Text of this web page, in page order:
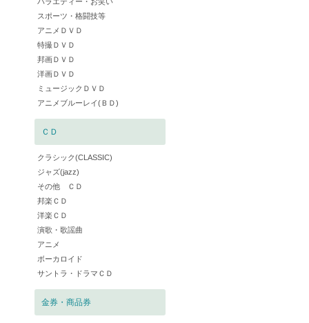
スポーツ・格闘技等
アニメＤＶＤ
特撮ＤＶＤ
邦画ＤＶＤ
洋画ＤＶＤ
ミュージックＤＶＤ
アニメブルーレイ(ＢＤ)
ＣＤ
クラシック(CLASSIC)
ジャズ(jazz)
その他 ＣＤ
邦楽ＣＤ
洋楽ＣＤ
演歌・歌謡曲
アニメ
ボーカロイド
サントラ・ドラマＣＤ
金券・商品券